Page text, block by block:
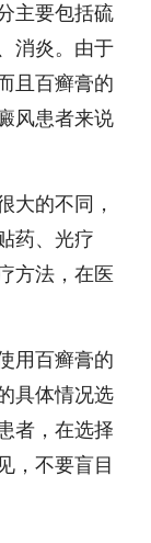
主要包括硫
消炎。由于
且百癣膏的
风患者来说
大的不同，
药、光疗
方法，在医
用百癣膏的
具体情况选
者，在选择
，不要盲目